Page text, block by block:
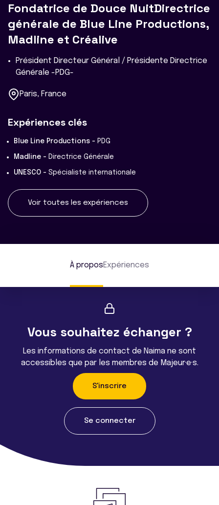
Fondatrice de Douce NuitDirectrice
générale de Blue Line Productions,
Madline et Créalive
Président Directeur Général / Présidente Directrice
Générale -PDG-
Paris, France
Expériences clés
Blue Line Productions - PDG
Madline - Directrice Générale
UNESCO - Spécialiste internationale
Voir toutes les expériences
À proposExpériences
Vous souhaitez échanger ?
Les informations de contact de Naima ne sont
accessibles que par les membres de Majeur·e·s.
S'inscrire
Se connecter